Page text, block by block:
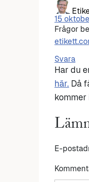
15
Frågor
Svara
Har du
här. Då
E-